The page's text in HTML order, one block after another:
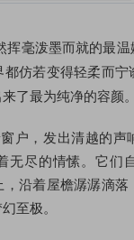
挥毫泼墨而就的最
仿若变得轻柔而
了最为纯净的容颜。
户，发出清越的声
无尽的情愫。它们
沿着屋檐潺潺滴
至极。